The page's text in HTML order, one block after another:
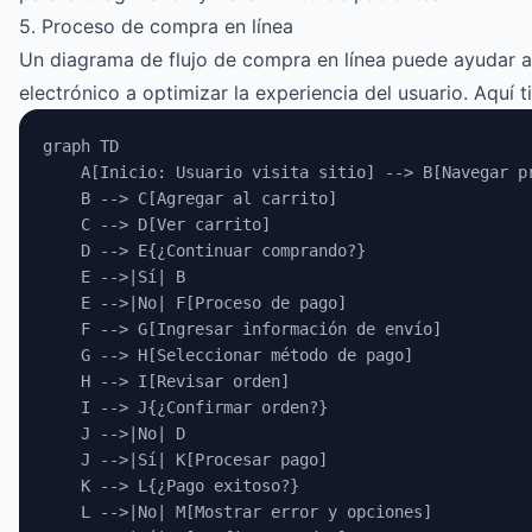
5. Proceso de compra en línea
Un diagrama de flujo de compra en línea puede ayudar
electrónico a optimizar la experiencia del usuario. Aquí
graph TD
A[Inicio: Usuario visita sitio] --> B[Navegar
    B --> C[Agregar al carrito]
    C --> D[Ver carrito]
    D --> E{¿Continuar comprando?}
    E -->|Sí| B
    E -->|No| F[Proceso de pago]
    F --> G[Ingresar información de envío]
    G --> H[Seleccionar método de pago]
    H --> I[Revisar orden]
    I --> J{¿Confirmar orden?}
    J -->|No| D
    J -->|Sí| K[Procesar pago]
    K --> L{¿Pago exitoso?}
    L -->|No| M[Mostrar error y opciones]